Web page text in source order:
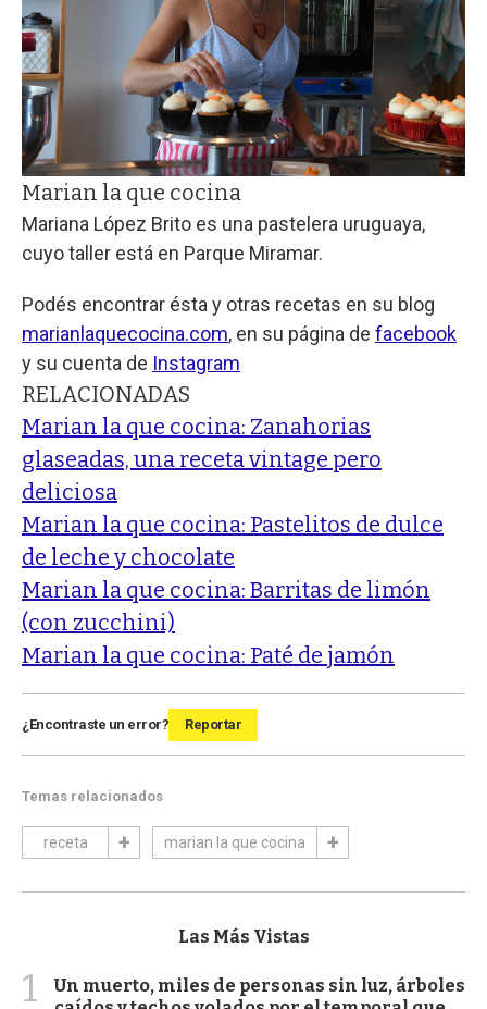
Marian la que cocina
Mariana López Brito es una pastelera uruguaya,
cuyo taller está en Parque Miramar.
Podés encontrar ésta y otras recetas en su blog
marianlaquecocina.com, en su página de facebook
y su cuenta de Instagram
RELACIONADAS
Marian la que cocina: Zanahorias
glaseadas, una receta vintage pero
deliciosa
Marian la que cocina: Pastelitos de dulce
de leche y chocolate
Marian la que cocina: Barritas de limón
(con zucchini)
Marian la que cocina: Paté de jamón
¿Encontraste un error? Reportar
Temas relacionados
receta marian la que cocina
Las Más Vistas
1
Un muerto, miles de personas sin luz, árboles